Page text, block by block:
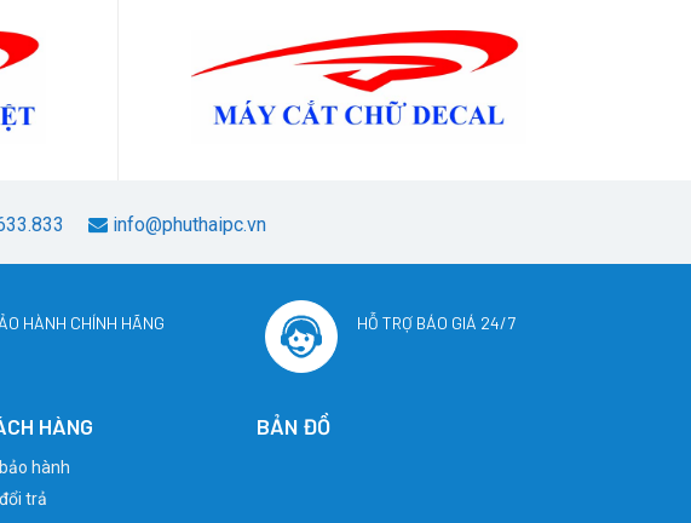
info@phuthaipc.vn
HÀNH CHÍNH HÃNG HỖ TRỢ BÁO GIÁ 24/7
HÀNG
hành
trả
BẢN ĐỒ